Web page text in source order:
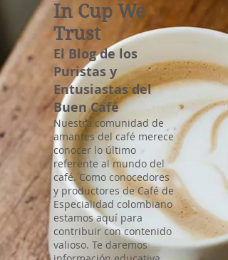
In Cup We
Trust
El Blog de los
Puristas y
Entusiastas del
Buen Café
Nuestra comunidad de
amantes del café merece
conocer lo último
referente al mundo del
café. Como conocedores
y productores de Café de
Especialidad colombiano
estamos aquí para
contribuir con contenido
valioso. Te daremos